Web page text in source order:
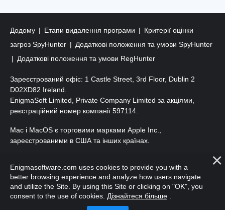
Додому Етапи видалення програми
Критерії оцінки
загроз SpyHunter
Додаткові положення та умови SpyHunter
Додаткові положення та умови RegHunter
Зареєстрований офіс: 1 Castle Street, 3rd Floor, Dublin 2
D02XD82 Ireland.
EnigmaSoft Limited, Private Company Limited за акціями,
реєстраційний номер компанії 597114.
Mac і MacOS є торговими марками Apple Inc.,
зареєстрованими в США та інших країнах.
захищено.
Enigmasoftware.com uses cookies to provide you with a
better browsing experience and analyze how users navigate
and utilize the Site. By using this Site or clicking on "OK", you
consent to the use of cookies. Дізнайтеся більше